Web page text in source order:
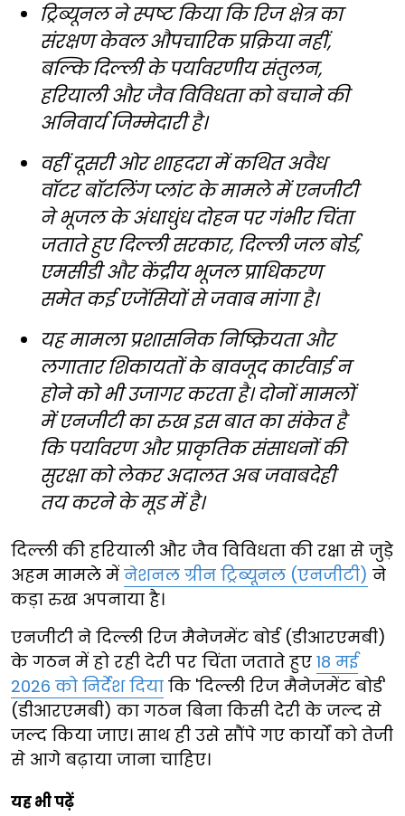
ट्रिब्यूनल ने स्पष्ट किया कि रिज क्षेत्र का
संरक्षण केवल औपचारिक प्रक्रिया नहीं,
बल्कि दिल्ली के पर्यावरणीय संतुलन,
हरियाली और जैव विविधता को बचाने की
अनिवार्य जिम्मेदारी है।
वहीं दूसरी ओर शाहदरा में कथित अवैध
वॉटर बॉटलिंग प्लांट के मामले में एनजीटी
ने भूजल के अंधाधुंध दोहन पर गंभीर चिंता
जताते हुए दिल्ली सरकार, दिल्ली जल बोर्ड,
एमसीडी और केंद्रीय भूजल प्राधिकरण
समेत कई एजेंसियों से जवाब मांगा है।
यह मामला प्रशासनिक निष्क्रियता और
लगातार शिकायतों के बावजूद कार्रवाई न
होने को भी उजागर करता है। दोनों मामलों
में एनजीटी का रुख इस बात का संकेत है
कि पर्यावरण और प्राकृतिक संसाधनों की
सुरक्षा को लेकर अदालत अब जवाबदेही
तय करने के मूड में है।
दिल्ली की हरियाली और जैव विविधता की रक्षा से जुड़े
अहम मामले में नेशनल ग्रीन ट्रिब्यूनल (एनजीटी) ने
कड़ा रुख अपनाया है।
एनजीटी ने दिल्ली रिज मैनेजमेंट बोर्ड (डीआरएमबी)
के गठन में हो रही देरी पर चिंता जताते हुए 18 मई
2026 को निर्देश दिया कि 'दिल्ली रिज मैनेजमेंट बोर्ड'
(डीआरएमबी) का गठन बिना किसी देरी के जल्द से
जल्द किया जाए। साथ ही उसे सौंपे गए कार्यों को तेजी
से आगे बढ़ाया जाना चाहिए।
यह भी पढ़ें